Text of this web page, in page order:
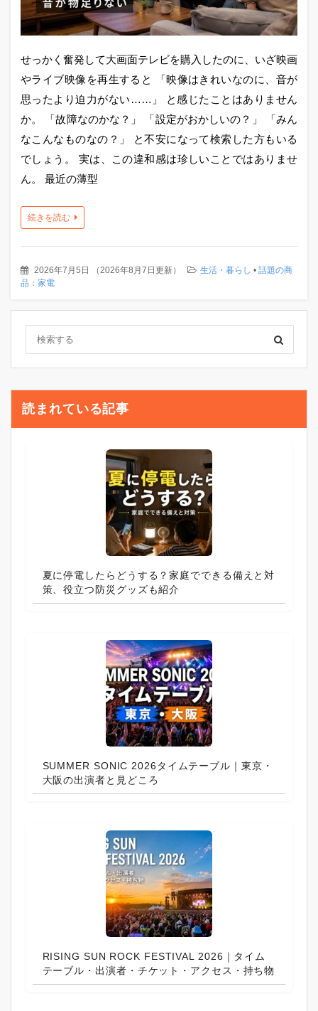
せっかく奮発して大画面テレビを購入したのに、いざ映画
やライブ映像を再生すると 「映像はきれいなのに、音が
思ったより迫力がない……」 と感じたことはありません
か。 「故障なのかな？」 「設定がおかしいの？」 「みん
なこんなものなの？」 と不安になって検索した方もいる
でしょう。 実は、この違和感は珍しいことではありませ
ん。 最近の薄型
続きを読む
2026年7月5日 （2026年8月7日更新） 生活・暮らし • 話題の商
品：家電
読まれている記事
夏に停電したらどうする？家庭でできる備えと対
策、役立つ防災グッズも紹介
SUMMER SONIC 2026タイムテーブル｜東京・
大阪の出演者と見どころ
RISING SUN ROCK FESTIVAL 2026｜タイム
テーブル・出演者・チケット・アクセス・持ち物